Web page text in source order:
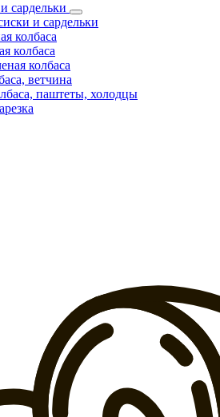
сардельки
и сардельки
колбаса
колбаса
колбаса
ветчина
паштеты, холодцы